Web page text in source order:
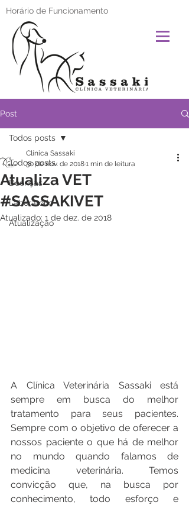
Horário de Funcionamento
Post
Todos posts
Doenças
Laboratório
Atualização
Todos posts
Atualiza VET
#SASSAKIVET
Clínica Sassaki
30 de nov. de 20181 min de leitura
Atualizado: 1 de dez. de 2018
A Clínica Veterinária Sassaki está
sempre em busca do melhor
tratamento para seus pacientes.
Sempre com o objetivo de oferecer a
nossos paciente o que há de melhor
no mundo quando falamos de
medicina veterinária. Temos
convicção que, na busca por
conhecimento, todo esforço e